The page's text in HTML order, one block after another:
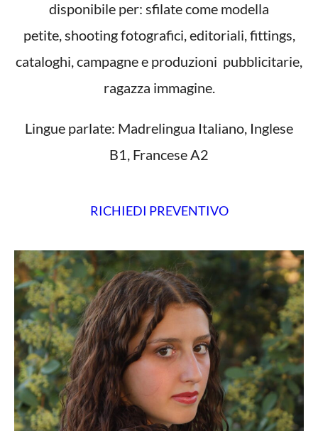
disponibile per: sfilate come modella
petite, shooting fotografici, editoriali, fittings,
cataloghi, campagne e produzioni pubblicitarie,
ragazza immagine.
Lingue parlate: Madrelingua Italiano, Inglese
B1, Francese A2
RICHIEDI PREVENTIVO